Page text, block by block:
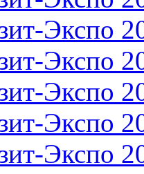
Экспо
Экспо
Экспо
Экспо
Экспо